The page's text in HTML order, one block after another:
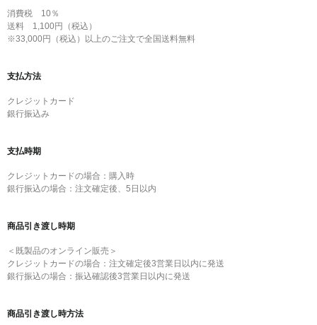
消費税 10％
送料 1,100円（税込）
※33,000円（税込）以上のご注文で全国送料無料
支払方法
クレジットカード
銀行振込み
支払時期
クレジットカードの場合： 購入時
銀行振込の場合： 注文確定後、5日以内
商品引き渡し時期
＜既製品のオンライン販売＞
クレジットカードの場合：注文確定後3営業日以内に発送
銀行振込の場合：振込確認後3営業日以内に発送
商品引き渡し時方法